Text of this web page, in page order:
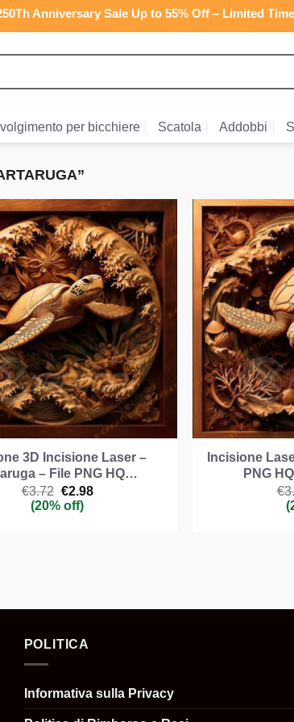
Anniversary Sale Up to 55% Off – Limited
per bicchiere Scatola Addobbi
3D Incisione Laser –
– File PNG HQ…
€3.72 Il
prezzo
originale
€2.98Il
(20% off)
Incisione
PNG
€
POLITICA
Informativa sulla Privacy